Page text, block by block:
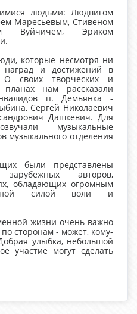
людьми: Людвигом
Маресьевым, Стивеном
Вуйчичем, Эриком
которые несмотря ни
и достижений в
своих творческих и
нам рассказали
п. Демьянка -
Сергей Николаевич
Дашкевич. Для
музыкальные
музыкального отделения
были представлены
авторов,
обладающих огромным
силой воли и
жизни очень важно
по сторонам - может, кому-
улыбка, небольшой
участие могут сделать